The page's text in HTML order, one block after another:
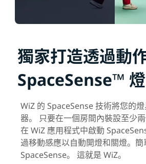
獨家打造透過動
SpaceSense™
WiZ 的 SpaceSense 技術將您的
器。 只要在一個房間內裝設至少
在 WiZ 應用程式中啟動
過移動感應以自動開燈和關燈。
SpaceSense。 這就是 WiZ。